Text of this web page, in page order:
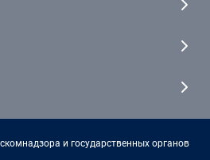
и государственных органов